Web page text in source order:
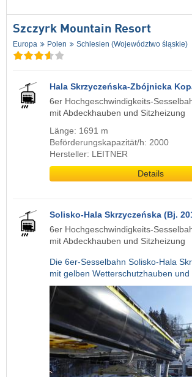
Szczyrk Mountain Resort
Europa Polen Schlesien (Województwo śląskie)
Hala Skrzyczeńska-Zbójnicka
6er Hochgeschwindigkeits-
mit Abdeckhauben und Sitzheizung
Länge: 1691 m
Beförderungskapazität/h: 2000
Hersteller: LEITNER
Details
Solisko-Hala Skrzyczeńska (Bj.
6er Hochgeschwindigkeits-
mit Abdeckhauben und Sitzheizung
Die 6er-Sesselbahn Solisko-Hala
mit gelben Wetterschutzhauben und